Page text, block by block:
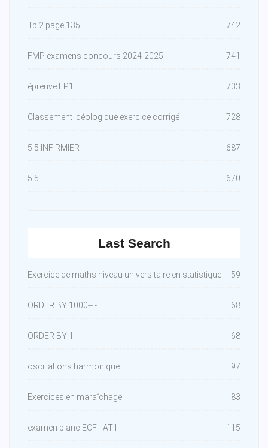
Tp 2 page 135 742
FMP examens concours 2024-2025 741
épreuve EP1 733
Classement idéologique exercice corrigé 728
5.5 INFIRMIER 687
5.5 670
Last Search
Exercice de maths niveau universitaire en statistique 59
ORDER BY 1000-- - 68
ORDER BY 1-- - 68
oscillations harmonique 97
Exercices en maraîchage 83
examen blanc ECF - AT1 115